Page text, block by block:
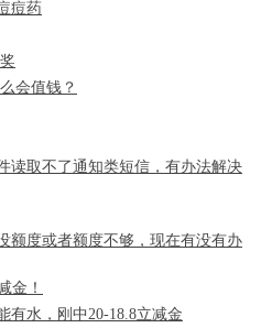
痘药
会值钱？
读取不了通知类短信，有办法解决
额度或者额度不够，现在有没有办
金！
水，刚中20-18.8立减金